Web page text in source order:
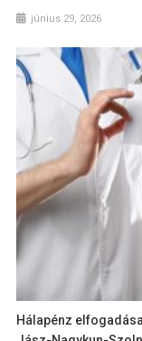
június 29, 2026
Hálapénz